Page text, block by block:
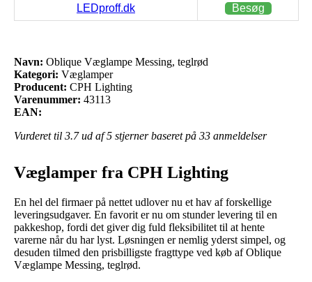
LEDproff.dk Besøg
Navn: Oblique Væglampe Messing, teglrød
Kategori: Væglamper
Producent: CPH Lighting
Varenummer: 43113
EAN:
Vurderet til 3.7ud af 5 stjerner baseret på 33 anmeldelser
Væglamper fra CPH Lighting
En hel del firmaer på nettet udlover nu et hav af forskellige
leveringsudgaver. En favorit er nu om stunder levering til en
pakkeshop, fordi det giver dig fuld fleksibilitet til at hente
varerne når du har lyst. Løsningen er nemlig yderst simpel, og
desuden tilmed den prisbilligste fragttype ved køb af Oblique
Væglampe Messing, teglrød.